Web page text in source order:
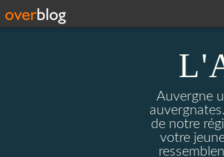
Auvergne
de notre
votre